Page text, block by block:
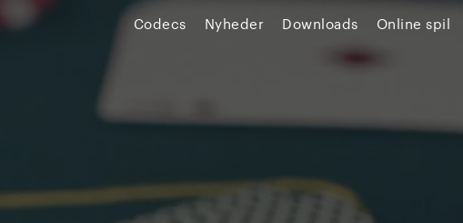
Codecs Nyheder Downloads Online spil